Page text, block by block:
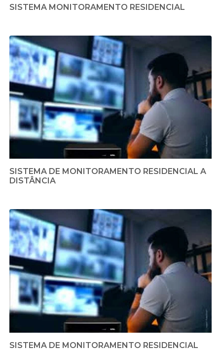
SISTEMA MONITORAMENTO RESIDENCIAL
SISTEMA DE MONITORAMENTO RESIDENCIAL A
DISTÂNCIA
SISTEMA DE MONITORAMENTO RESIDENCIAL